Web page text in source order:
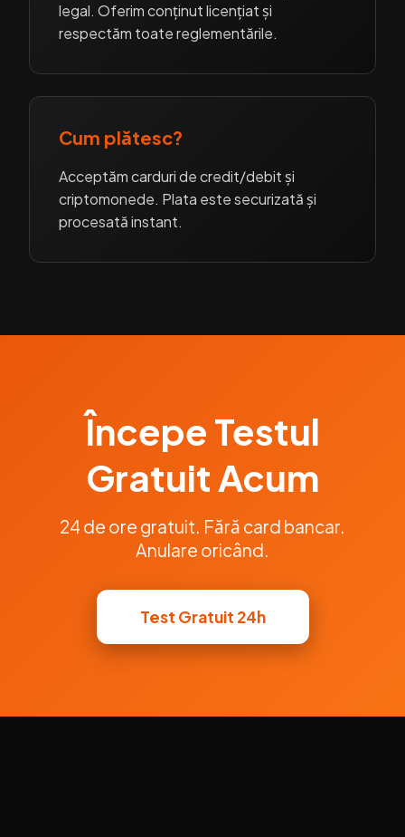
legal. Oferim conținut licențiat și
respectăm toate reglementările.
Cum plătesc?
Acceptăm carduri de credit/debit și
criptomonede. Plata este securizată și
procesată instant.
Începe Testul
Gratuit Acum
24 de ore gratuit. Fără card bancar.
Anulare oricând.
Test Gratuit 24h